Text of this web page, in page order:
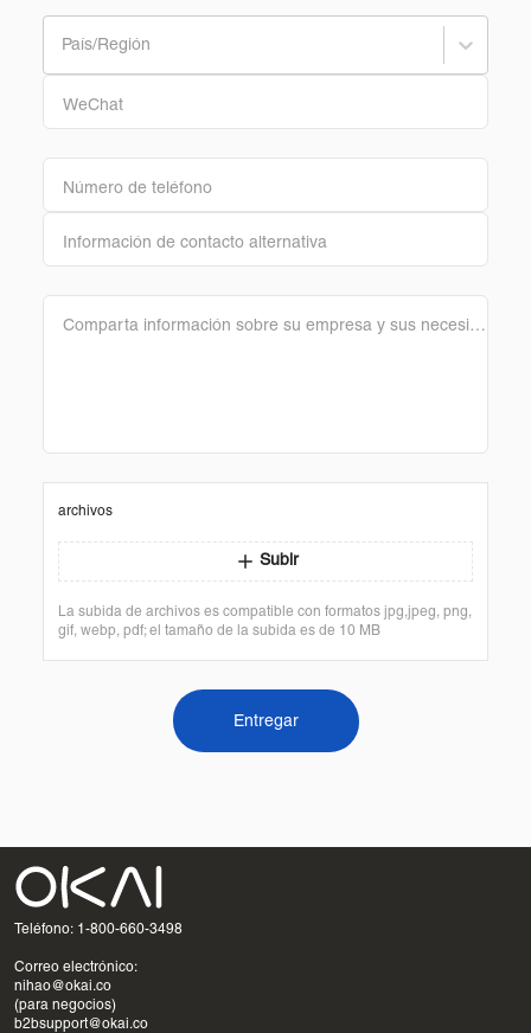
País/Región
WeChat
Número de teléfono
Información de contacto alternativa
Comparta información sobre su empresa y sus necesidades (cantidad mínima de pedido, color).
archivos
Subir
La subida de archivos es compatible con formatos jpg,jpeg, png,
gif, webp, pdf; el tamaño de la subida es de 10 MB
Entregar
Teléfono: 1-800-660-3498
Correo electrónico:
nihao@okai.co
(para negocios)
b2bsupport@okai.co